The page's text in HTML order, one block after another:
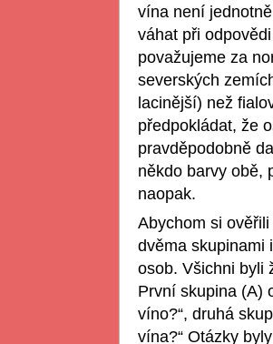
vína není
váhat při
považujeme za
severských
lacinější) než
předpokládat, že
pravděpodobně
někdo barvy obě,
naopak.
Abychom si
dvěma skupinami
osob. Všichni byli
První skupina (A)
víno?“, druhá
vína?“ Otázky